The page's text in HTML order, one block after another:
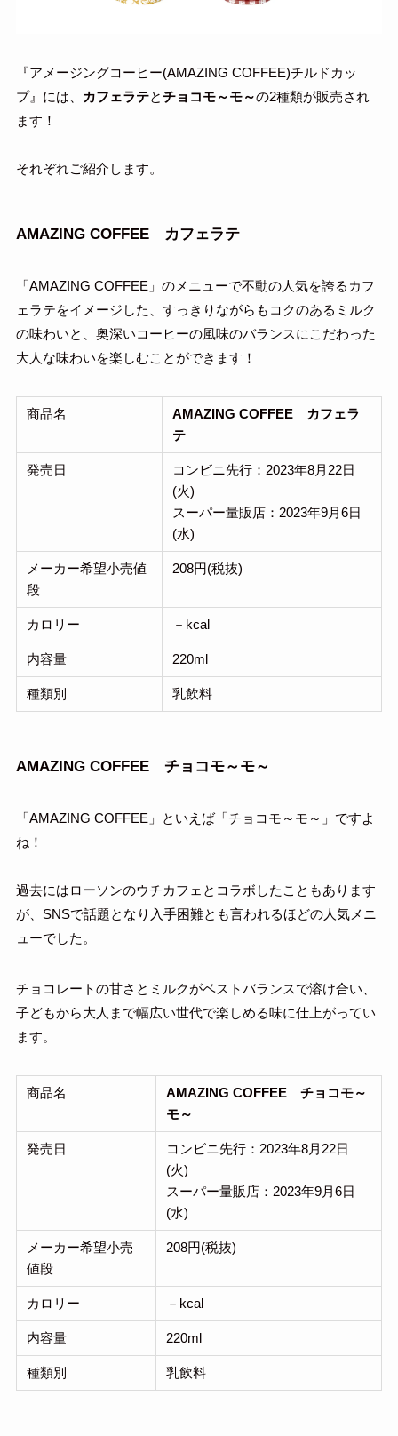
『アメージングコーヒー(AMAZING COFFEE)チルドカッ
プ』には、
カフェラテとチョコモ～モ～の2種類が販売され
ます！
それぞれご紹介します。
AMAZING COFFEE カフェラテ
「AMAZING COFFEE」のメニューで不動の人気を誇るカフ
ェラテをイメージした、すっきりながらもコクのあるミルク
の味わいと、奥深いコーヒーの風味のバランスにこだわった
大人な味わいを楽しむことができます！
商品名
AMAZING COFFEE カフェラ
テ
発売日
コンビニ先行：2023年8月22日
(火)
スーパー量販店：2023年9月6日
(水)
メーカー希望小売値
段
208円(税抜)
カロリー －kcal
内容量 220ml
種類別 乳飲料
AMAZING COFFEE チョコモ～モ～
「AMAZING COFFEE」といえば「チョコモ～モ～」ですよ
ね！
過去にはローソンのウチカフェとコラボしたこともあります
が、SNSで話題となり入手困難とも言われるほどの人気メニ
ューでした。
チョコレートの甘さとミルクがベストバランスで溶け合い、
子どもから大人まで幅広い世代で楽しめる味に仕上がってい
ます。
商品名
AMAZING COFFEE チョコモ～
モ～
発売日
コンビニ先行：2023年8月22日
(火)
スーパー量販店：2023年9月6日
(水)
メーカー希望小売
値段
208円(税抜)
カロリー －kcal
内容量 220ml
種類別 乳飲料